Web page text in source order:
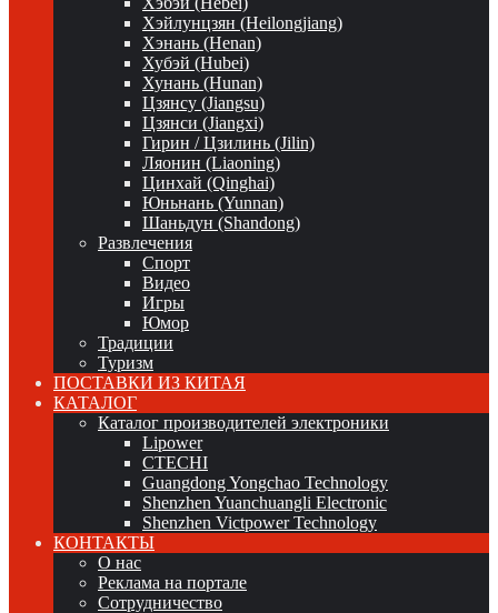
Хэйлунцзян (Heilongjiang)
Хэнань (Henan)
Хубэй (Hubei)
Хунань (Hunan)
Цзянсу (Jiangsu)
Цзянси (Jiangxi)
Гирин / Цзилинь (Jilin)
Ляонин (Liaoning)
Цинхай (Qinghai)
Юньнань (Yunnan)
Шаньдун (Shandong)
Развлечения
Спорт
Видео
Игры
Юмор
Традиции
Туризм
ПОСТАВКИ ИЗ КИТАЯ
КАТАЛОГ
Каталог производителей электроники
Lipower
CTECHI
Guangdong Yongchao Technology
Shenzhen Yuanchuangli Electronic
Shenzhen Victpower Technology
КОНТАКТЫ
О нас
Реклама на портале
Сотрудничество